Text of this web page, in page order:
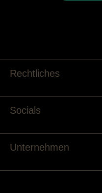
Rechtliches
Socials
Unternehmen